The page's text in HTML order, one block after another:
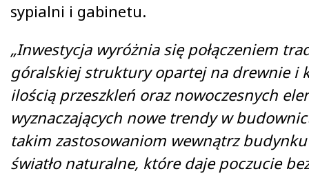
sypialni i gabinetu.
„Inwestycja wyróżnia się połączeniem
góralskiej struktury opartej na drewnie i
ilością przeszkleń oraz nowoczesnych
wyznaczających nowe trendy w
takim zastosowaniom wewnątrz
światło naturalne, które daje poczucie